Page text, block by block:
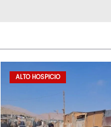
ALTO HOSPICIO